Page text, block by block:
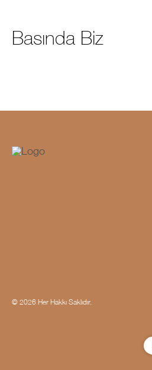
Basında Biz
© 2026 Her Hakkı Saklıdır.